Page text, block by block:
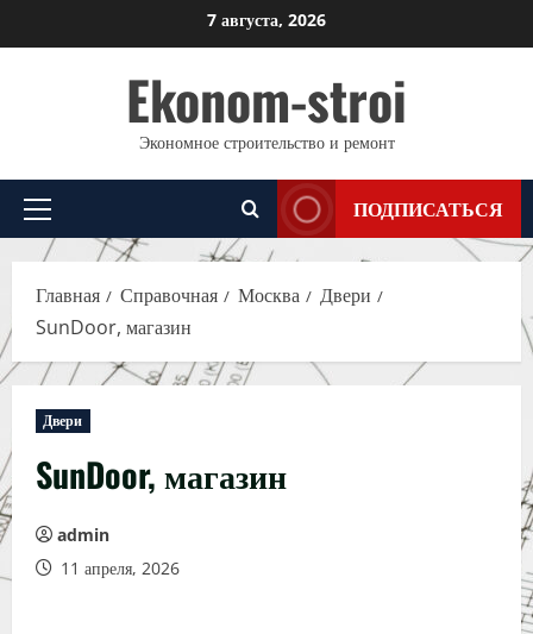
к
7 августа, 2026
Ekonom-stroi
Экономное строительство и ремонт
Основное
меню
ПОДПИСАТЬСЯ
Главная Справочная Москва
Двери
SunDoor, магазин
Двери
SunDoor, магазин
admin
11 апреля, 2026